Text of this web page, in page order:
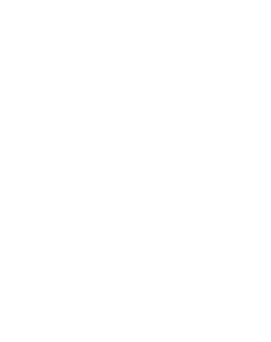
- Cum se prezintă situația
așteptările Kievului în
- În primul rând, se pare că
în acest an în contextul
și planificate de Rusia. Kievul
la începutul acestui an din